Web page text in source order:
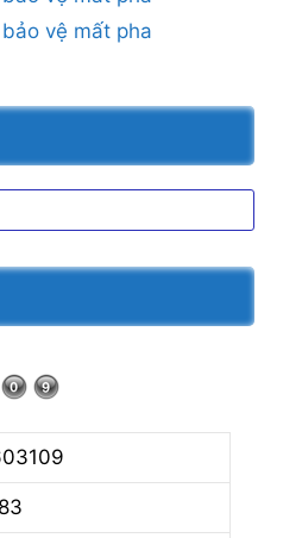
vệ mất pha